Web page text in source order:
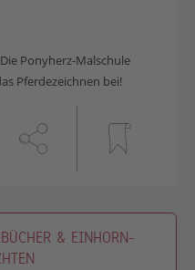
Ponyherz-Malschule
Pferdezeichnen bei!
& EINHORN-